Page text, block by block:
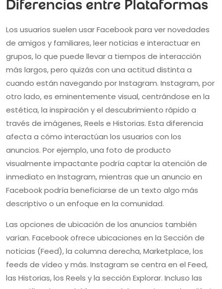
Diferencias entre Plataformas
Los usuarios suelen usar Facebook para ver novedades
de amigos y familiares, leer noticias e interactuar en
grupos, lo que puede llevar a tiempos de interacción
más largos, pero quizás con una actitud distinta a
cuando están navegando por Instagram. Instagram, por
otro lado, es eminentemente visual, centrándose en la
estética, la inspiración y el descubrimiento rápido a
través de imágenes, Reels e Historias. Esta diferencia
afecta a cómo interactúan los usuarios con los
anuncios. Por ejemplo, una foto de producto
visualmente impactante podría captar la atención de
inmediato en Instagram, mientras que un anuncio en
Facebook podría beneficiarse de un texto algo más
descriptivo o un enfoque en la comunidad.
Las opciones de ubicación de los anuncios también
varían. Facebook ofrece ubicaciones en la Sección de
noticias (Feed), la columna derecha, Marketplace, los
feeds de vídeo y más. Instagram se centra en el Feed,
las Historias, los Reels y la sección Explorar. Incluso las